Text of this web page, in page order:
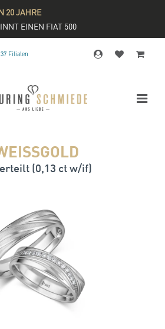
20 JAHRE
EINEN FIAT 500
37 Filialen
(0,13 ct w/if)